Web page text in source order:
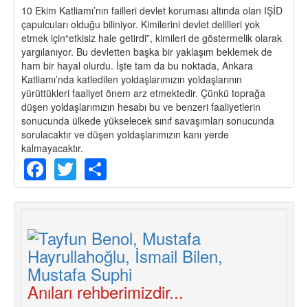
10 Ekim Katliamı’nın failleri devlet koruması altında olan IŞİD
çapulcuları olduğu biliniyor. Kimilerini devlet delilleri yok
etmek için“etkisiz hale getirdi”, kimileri de göstermelik olarak
yargılanıyor. Bu devletten başka bir yaklaşım beklemek de
ham bir hayal olurdu. İşte tam da bu noktada, Ankara
Katliamı’nda katledilen yoldaşlarımızın yoldaşlarının
yürüttükleri faaliyet önem arz etmektedir. Çünkü toprağa
düşen yoldaşlarımızın hesabı bu ve benzeri faaliyetlerin
sonucunda ülkede yükselecek sınıf savaşımları sonucunda
sorulacaktır ve düşen yoldaşlarımızın kanı yerde
kalmayacaktır.
Facebook
Twitter
Anıları rehberimizdir...